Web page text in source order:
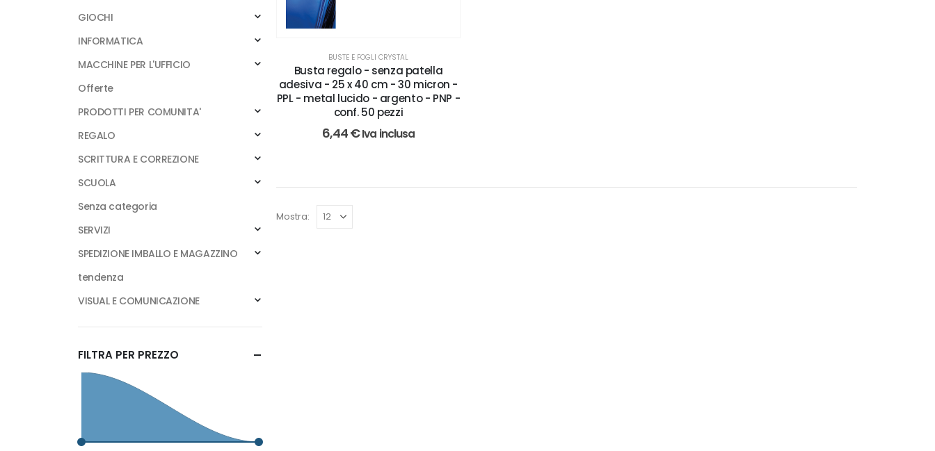
BUSTE E FOGLI CRYSTAL
Busta regalo - senza patella
adesiva - 25 x 40 cm - 30 micron -
PPL - metal lucido - argento - PNP -
conf. 50 pezzi
6,44€Iva inclusa
Mostra:
GIOCHI
INFORMATICA
MACCHINE PER L'UFFICIO
Offerte
PRODOTTI PER COMUNITA'
REGALO
SCRITTURA E CORREZIONE
SCUOLA
Senza categoria
SERVIZI
SPEDIZIONE IMBALLO E MAGAZZINO
tendenza
VISUAL E COMUNICAZIONE
FILTRA PER PREZZO